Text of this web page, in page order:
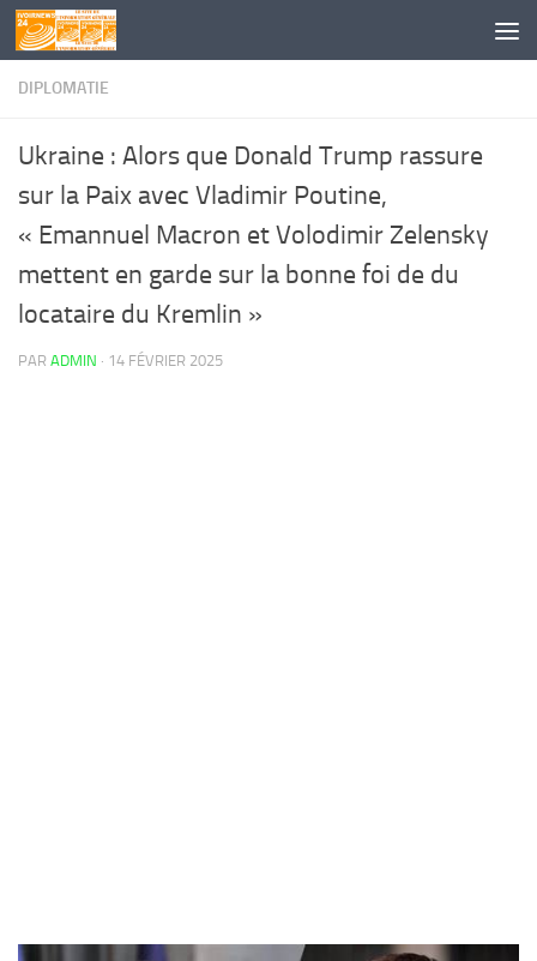
Skip to content
DIPLOMATIE
Ukraine : Alors que Donald Trump rassure
sur la Paix avec Vladimir Poutine,
« Emannuel Macron et Volodimir Zelensky
mettent en garde sur la bonne foi de du
locataire du Kremlin »
PAR ADMIN · 14 FÉVRIER 2025